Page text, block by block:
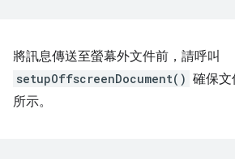
將訊息傳送至螢幕外文件前，請呼叫
setupOffscreenDocument() 確保文
所示。